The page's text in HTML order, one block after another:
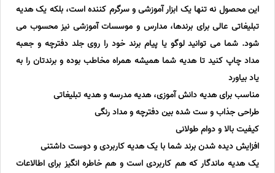
این محصول نه تنها یک ابزار آموزشی و سرگرم کننده است، بلکه یک هدیه
تبلیغاتی عالی برای برندها، مدارس و موسسات آموزشی نیز محسوب می
شود. شما می توانید لوگو یا پیام برند خود را روی جلد دفترچه و جعبه
مداد چاپ کنید تا هدیه شما همیشه همراه مخاطب بوده و برندتان را به
یاد بیاورد
مناسب برای هدیه دانش آموزی، هدیه مدرسه و هدیه تبلیغاتی
طراحی جذاب و ست شده بین دفترچه و مداد رنگی
کیفیت بالا و دوام طولانی
افزایش دیده شدن برند شما با یک هدیه کاربردی و دوست داشتنی
یک هدیه ماندگار که هم کاربردی است و هم خاطره انگیز برای اطالاعات